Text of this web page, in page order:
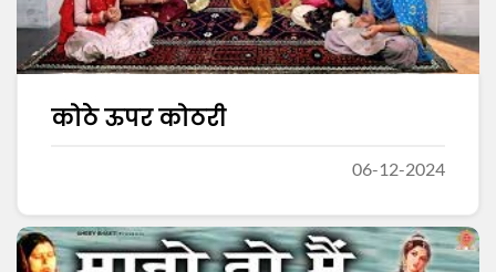
कोठे ऊपर कोठरी
06-12-2024